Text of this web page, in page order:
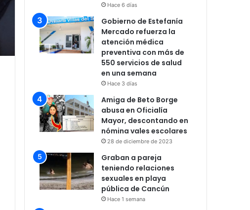
Hace 6 días
Gobierno de Estefanía
Mercado refuerza la
atención médica
preventiva con más de
550 servicios de salud
en una semana
Hace 3 días
Amiga de Beto Borge
abusa en Oficialía
Mayor, descontando en
nómina vales escolares
28 de diciembre de 2023
Graban a pareja
teniendo relaciones
sexuales en playa
pública de Cancún
Hace 1 semana